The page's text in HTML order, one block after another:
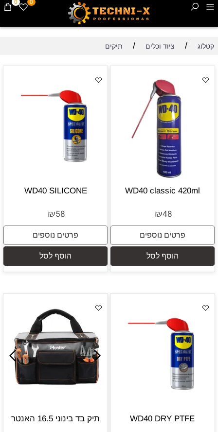
0 0
קטלוג / ציוד וכלים / תיקים
WD40 classic 420ml
₪48
פרטים נוספים
הוסף לסל
WD40 SILICONE
₪58
פרטים נוספים
הוסף לסל
WD40 DRY PTFE תיק בד בינוני 16.5 האנטר